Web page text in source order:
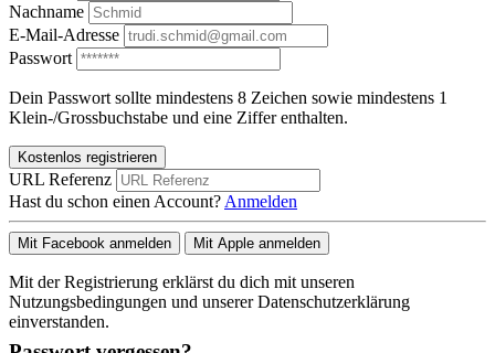
Nachname
E-Mail-Adresse
Passwort
Dein Passwort sollte mindestens 8 Zeichen sowie mindestens 1
Klein-/Grossbuchstabe und eine Ziffer enthalten.
Kostenlos registrieren
URL Referenz
Hast du schon einen Account? Anmelden
Mit Facebook anmelden Mit Apple anmelden
Mit der Registrierung erklärst du dich mit unseren
Nutzungsbedingungen und unserer Datenschutzerklärung
einverstanden.